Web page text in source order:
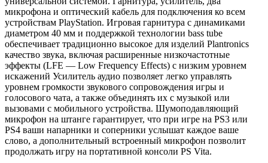
микрофона и оптический кабель для подключения ко всем
устройствам PlayStation. Игровая гарнитура с динамиками
диаметром 40 мм и поддержкой технологии bass tube
обеспечивает традиционно высокое для изделий Plantronics
качество звука, включая расширенные низкочастотные
эффекты (LFE — Low Frequency Effects) с низким уровнем
искажений Усилитель аудио позволяет легко управлять
уровнем громкости звукового сопровождения игры и
голосового чата, а также объединять их с музыкой или
вызовами с мобильного устройства. Шумоподавляющий
микрофон на штанге гарантирует, что при игре на PS3 или
PS4 ваши напарники и соперники услышат каждое ваше
слово, а дополнительный встроенный микрофон позволит
продолжать игру на портативной консоли PS Vita.